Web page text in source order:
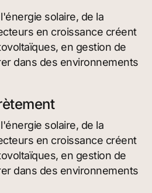
solaire, de la
en croissance créent
en gestion de
dans des environnements
solaire, de la
en croissance créent
en gestion de
dans des environnements